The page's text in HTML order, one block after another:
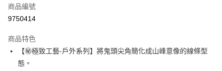
超商取貨付款
Apple Pay
街口支付
商品編號
9750414
商品特色
【㊙極致工藝-戶外系列】將鬼頭尖角簡化成山峰意像的線條型
態。